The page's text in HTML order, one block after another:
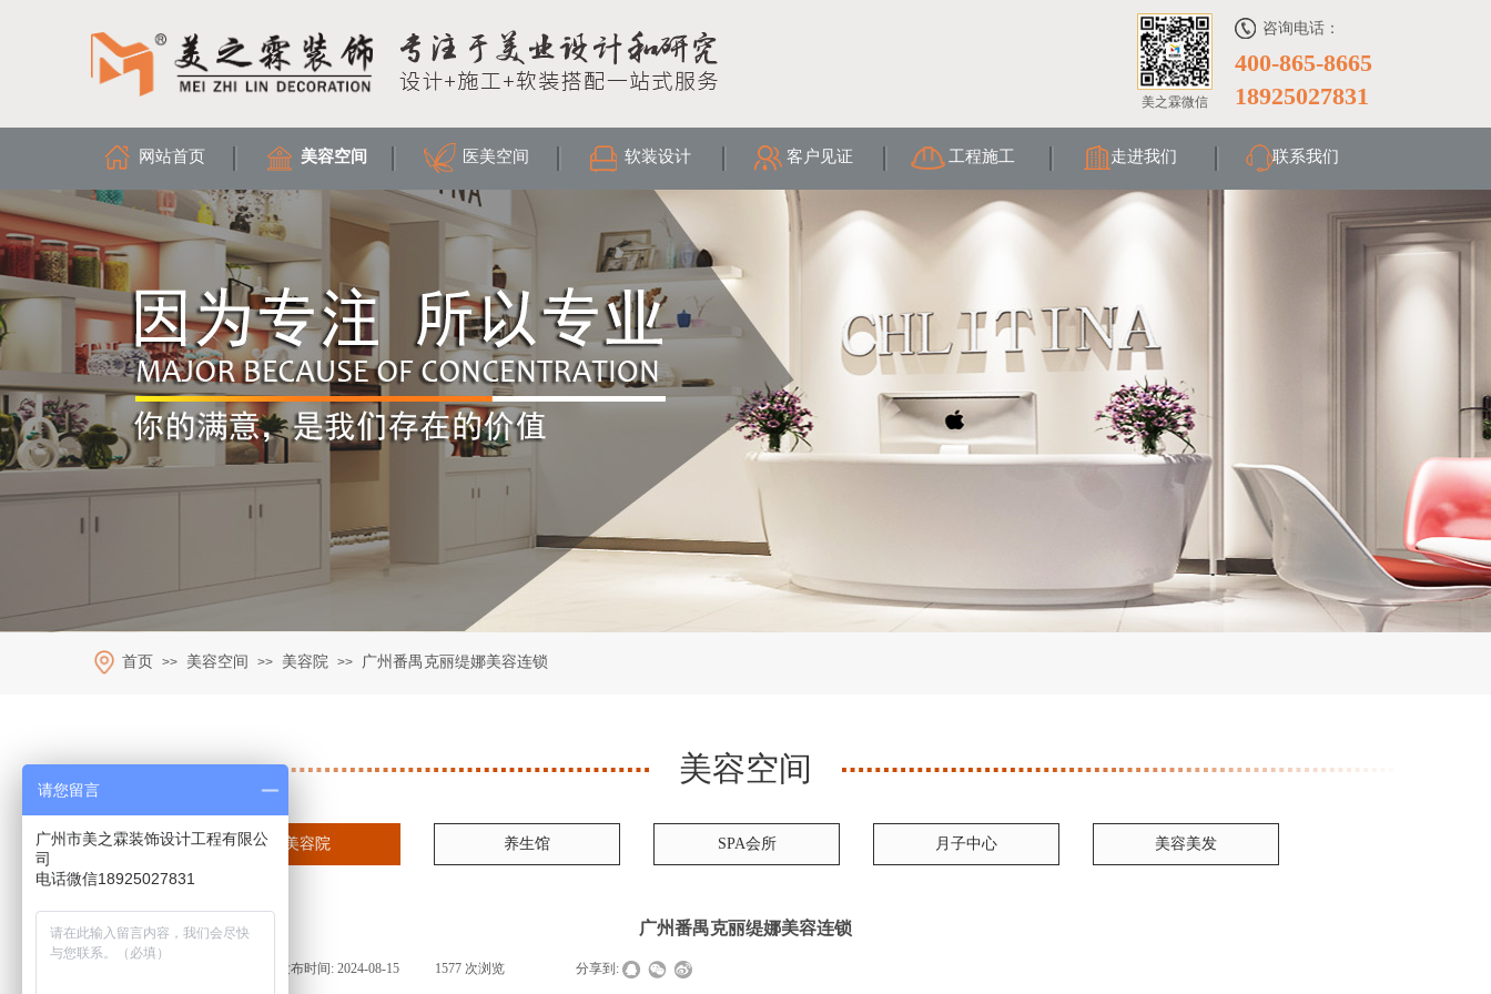
咨询电话：
400-865-8665
18925027831
美之霖微信
网站首页 美容空间 医美空间 软装设计 客户见证 工程施工 走进我们 联系我们
首页 >> 美容空间 >> 美容院 >> 广州番禺克丽缇娜美容连锁
美容空间
美容院 养生馆 SPA会所 月子中心 美容美发
广州番禺克丽缇娜美容连锁
发布时间: 2024-08-15 1577 次浏览 分享到:
请您留言
广州市美之霖装饰设计工程有限公
司
电话微信18925027831